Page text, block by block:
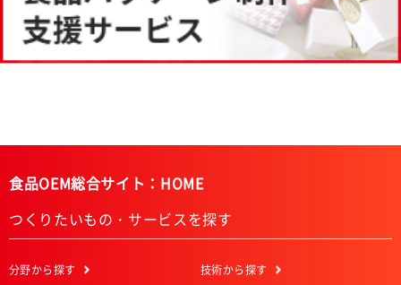
食品OEM総合サイト：HOME
つくりたいもの・サービスを探す
分野から探す 技術から探す